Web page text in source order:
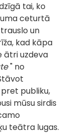
tai, ko
ceturtā
un
kad kāpa
ātri uzdeva
" no
publiku,
mūsu sirdis
teātra lugas.